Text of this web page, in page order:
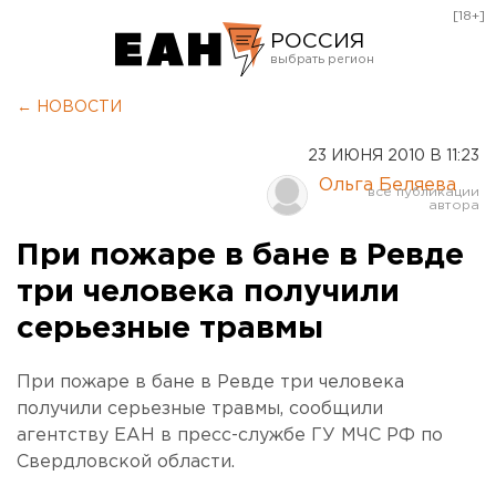
РОССИЯ
Курган
Оренбург
[18+]
← НОВОСТИ
23 ИЮНЯ 2010 В 11:23
Ольга Беляева
При пожаре в бане в Ревде
три человека получили
серьезные травмы
При пожаре в бане в Ревде три человека
получили серьезные травмы, сообщили
агентству ЕАН в пресс-службе ГУ МЧС РФ по
Свердловской области.